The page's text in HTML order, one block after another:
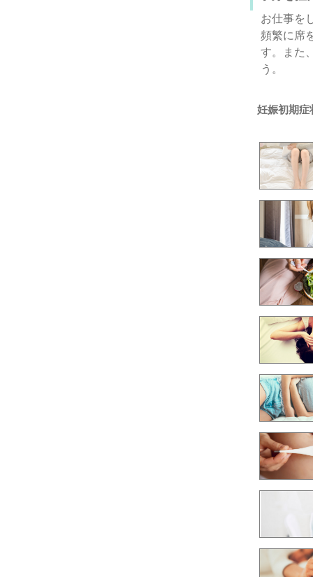
お仕事を
頻繁に席
す。また
う。
妊娠初期症